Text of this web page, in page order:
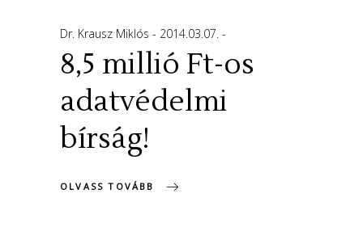
Dr. Krausz Miklós 2014.03.07.
8,5 millió Ft-os
adatvédelmi
bírság!
OLVASS TOVÁBB